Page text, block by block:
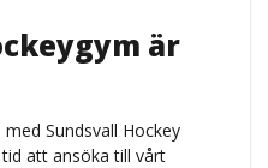
är
Sundsvall Hockey
att ansöka till vårt